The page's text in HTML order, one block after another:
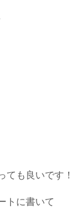
も良いです！
トに書いて